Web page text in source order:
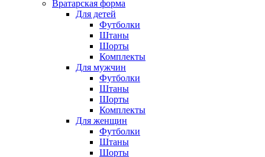
Вратарская форма
Для детей
Футболки
Штаны
Шорты
Комплекты
Для мужчин
Футболки
Штаны
Шорты
Комплекты
Для женщин
Футболки
Штаны
Шорты